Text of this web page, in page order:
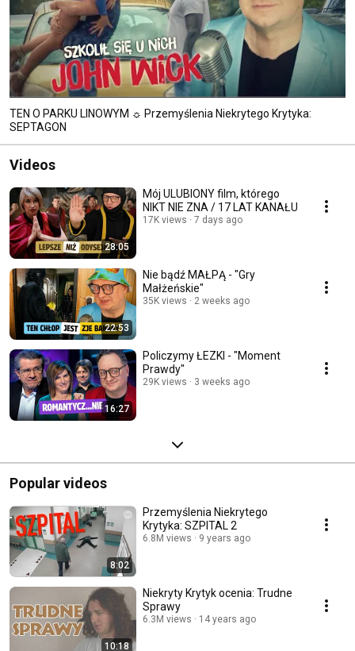
TEN O PARKU LINOWYM ☼ Przemyślenia Niekrytego Krytyka:
SEPTAGON
Videos
28:05
Mój ULUBIONY film, którego
NIKT NIE ZNA / 17 LAT KANAŁU
17K views 7 days ago
22:53
Nie bądź MAŁPĄ - "Gry
Małżeńskie"
35K views 2 weeks ago
16:27
Policzymy ŁEZKI - "Moment
Prawdy"
29K views 3 weeks ago
Popular videos
8:02
Przemyślenia Niekrytego
Krytyka: SZPITAL 2
6.8M views 9 years ago
10:18
Niekryty Krytyk ocenia: Trudne
Sprawy
6.3M views 14 years ago